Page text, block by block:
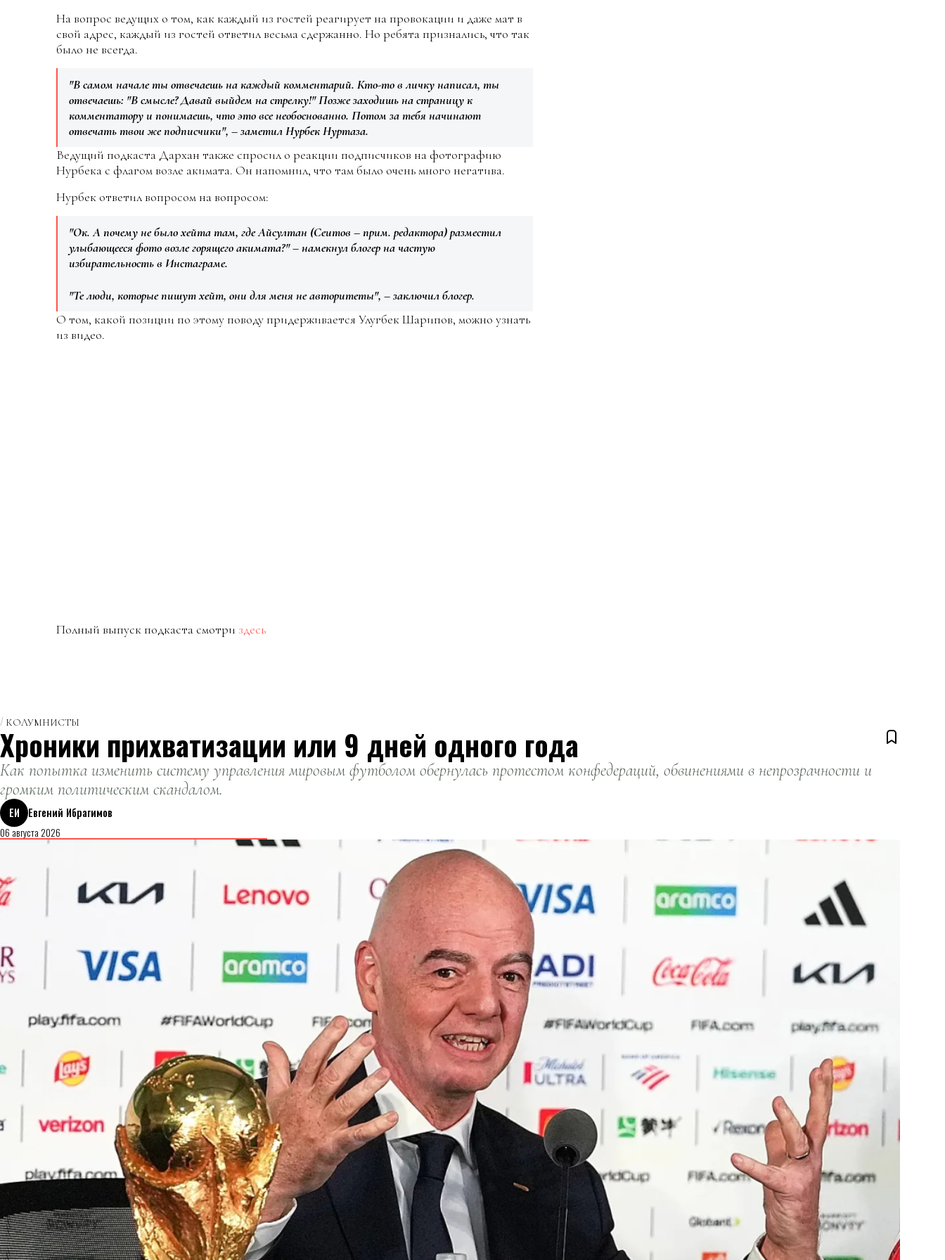
На вопрос ведущих о том, как каждый из гостей реагирует на провокации и даже мат в
свой адрес, каждый из гостей ответил весьма сдержанно. Но ребята признались, что так
было не всегда.
"В самом начале ты отвечаешь на каждый комментарий. Кто-то в личку написал, ты
отвечаешь: "В смысле? Давай выйдем на стрелку!" Позже заходишь на страницу к
комментатору и понимаешь, что это все необоснованно. Потом за тебя начинают
отвечать твои же подписчики", – заметил Нурбек Нуртаза.
Ведущий подкаста Дархан также спросил о реакции подписчиков на фотографию
Нурбека с флагом возле акимата. Он напомнил, что там было очень много негатива.
Нурбек ответил вопросом на вопросом:
"Ок. А почему не было хейта там, где Айсултан (Сеитов – прим. редактора) разместил
улыбающееся фото возле горящего акимата?" – намекнул блогер на частую
избирательность в Инстаграме.
"Те люди, которые пишут хейт, они для меня не авторитеты", – заключил блогер.
О том, какой позиции по этому поводу придерживается Улугбек Шарипов, можно узнать
из видео.
Полный выпуск подкаста смотри здесь
КОЛУМНИСТЫ
Хроники прихватизации или 9 дней одного года
Как попытка изменить систему управления мировым футболом обернулась протестом конфедераций, обвинениями в непрозрачности и
громким политическим скандалом.
ЕИ
Евгений Ибрагимов
06 августа 2026